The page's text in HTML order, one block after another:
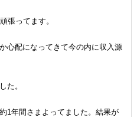
張ってます。
心配になってきて今の内に収入源
た。
1年間さまよってました。結果が